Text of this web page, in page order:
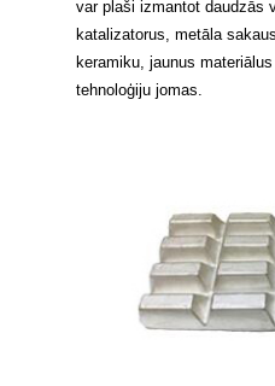
var plaši izmantot daudzās
katalizatorus, metāla
keramiku, jaunus
tehnoloģiju jomas.